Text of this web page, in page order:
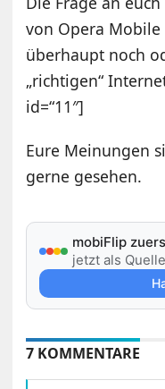
von Opera
überhaupt noch
„richtigen“
id=“11″]
Eure Meinungen
gerne gesehen.
mobiFlip
jetzt als
7 KOMMENTARE